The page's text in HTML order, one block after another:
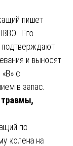
пишет
Его
подтверждают
и выносят
с
в запас.
травмы,
по
колена на